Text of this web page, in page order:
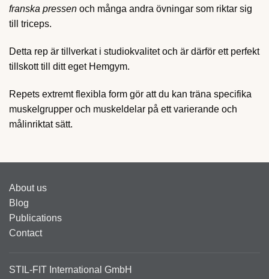
franska pressen och många andra övningar som riktar sig
till triceps.
Detta rep är tillverkat i studiokvalitet och är därför ett perfekt
tillskott till ditt eget Hemgym.
Repets extremt flexibla form gör att du kan träna specifika
muskelgrupper och muskeldelar på ett varierande och
målinriktat sätt.
About us
Blog
Publications
Contact
STIL-FIT International GmbH